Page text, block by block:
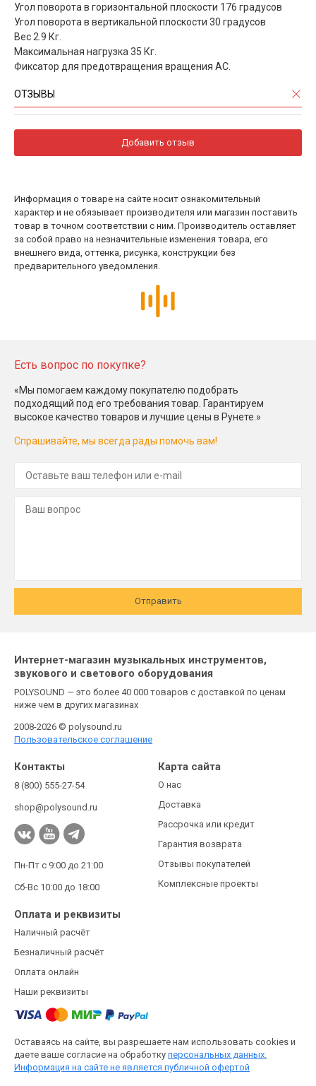
Угол поворота в горизонтальной плоскости 176 градусов
Угол поворота в вертикальной плоскости 30 градусов
Вес 2.9 Кг.
Максимальная нагрузка 35 Кг.
Фиксатор для предотвращения вращения АС.
ОТЗЫВЫ
Добавить отзыв
Информация о товаре на сайте носит ознакомительный
характер и не обязывает производителя или магазин поставить
товар в точном соответствии с ним. Производитель оставляет
за собой право на незначительные изменения товара, его
внешнего вида, оттенка, рисунка, конструкции без
предварительного уведомления.
Есть вопрос по покупке?
«Мы помогаем каждому покупателю подобрать
подходящий под его требования товар. Гарантируем
высокое качество товаров и лучшие цены в Рунете.»
Спрашивайте, мы всегда рады помочь вам!
Отправить
Интернет-магазин музыкальных инструментов,
звукового и светового оборудования
POLYSOUND — это более 40 000 товаров с доставкой по ценам
ниже чем в других магазинах
2008-2026 © polysound.ru
Пользовательское соглашение
Контакты
8 (800) 555-27-54
shop@polysound.ru
Пн-Пт с 9:00 до 21:00
Сб-Вс 10:00 до 18:00
Карта сайта
О нас
Доставка
Рассрочка или кредит
Гарантия возврата
Отзывы покупателей
Комплексные проекты
Оплата и реквизиты
Наличный расчёт
Безналичный расчёт
Оплата онлайн
Наши реквизиты
Оставаясь на сайте, вы разрешаете нам использовать cookies и
даете ваше согласие на обработку персональных данных.
Информация на сайте не является публичной офертой